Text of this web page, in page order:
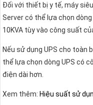
Đối với thiết bị y tế, máy
Server có thể lựa chọn
10KVA tùy vào công suất
Nếu sử dụng UPS cho toàn
thể lựa chọn dòng UPS có
điện dài hơn.
Xem thêm: Hiệu suất sử